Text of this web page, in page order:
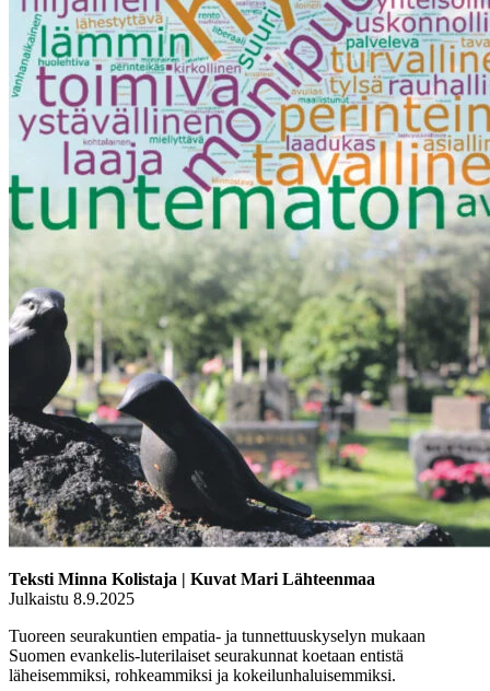
Teksti Minna Kolistaja | Kuvat Mari Lähteenmaa
Julkaistu 8.9.2025
Tuoreen seurakuntien empatia- ja tunnettuuskyselyn mukaan
Suomen evankelis-luterilaiset seurakunnat koetaan entistä
läheisemmiksi, rohkeammiksi ja kokeilunhaluisemmiksi.